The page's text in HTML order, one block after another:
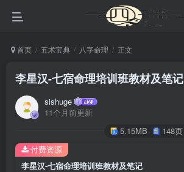
首页 五术宝典 八字命理 正文
李星汉-七宿命理培训班教材及笔记
sishuge
11个月前更新
5.15MB 148页
李星汉-七宿命理培训班教材及笔记
付费资源